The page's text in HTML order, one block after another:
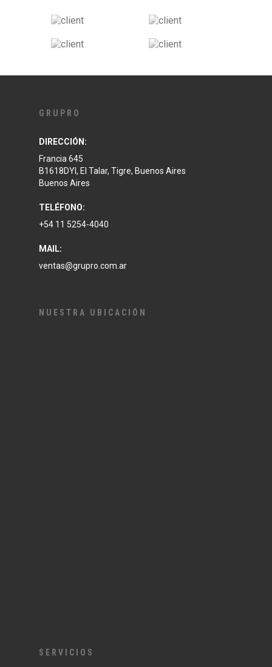
GRUPRO
DIRECCIÓN:
Francia 645
B1618DYI, El Talar, Tigre, Buenos Aires
Buenos Aires
TELÉFONO:
+54 11 5254-4040
MAIL:
ventas@grupro.com.ar
NUESTRA UBICACIÓN
SERVICIOS